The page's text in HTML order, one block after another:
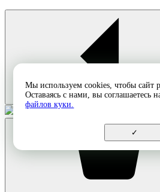
Подарочная упаковка
Мы используем cookies, чтобы сайт
Оставаясь с нами, вы соглашаетесь
файлов куки.
✓